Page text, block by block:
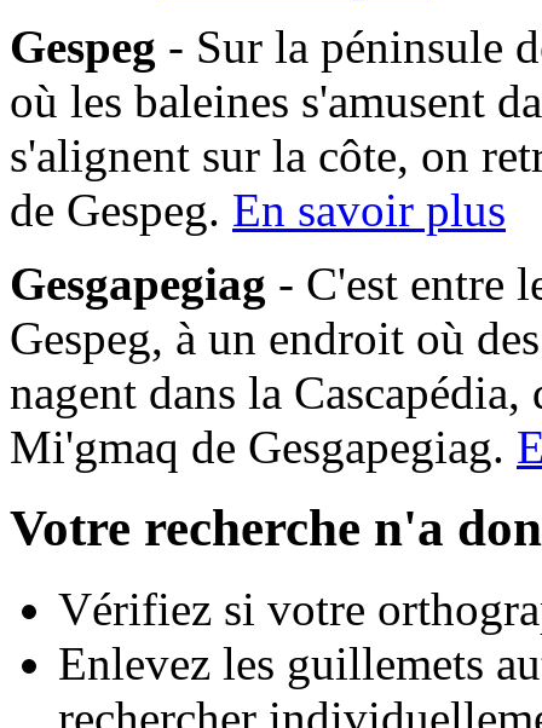
Gespeg - Sur la péninsule
où les baleines s'amusent
s'alignent sur la côte, on
de Gespeg. En savoir plus
Gesgapegiag - C'est entre
Gespeg, à un endroit où
nagent dans la
Mi'gmaq de Gesgapegiag.
Votre recherche n'a
Vérifiez si votre
Enlevez les guillemets
rechercher